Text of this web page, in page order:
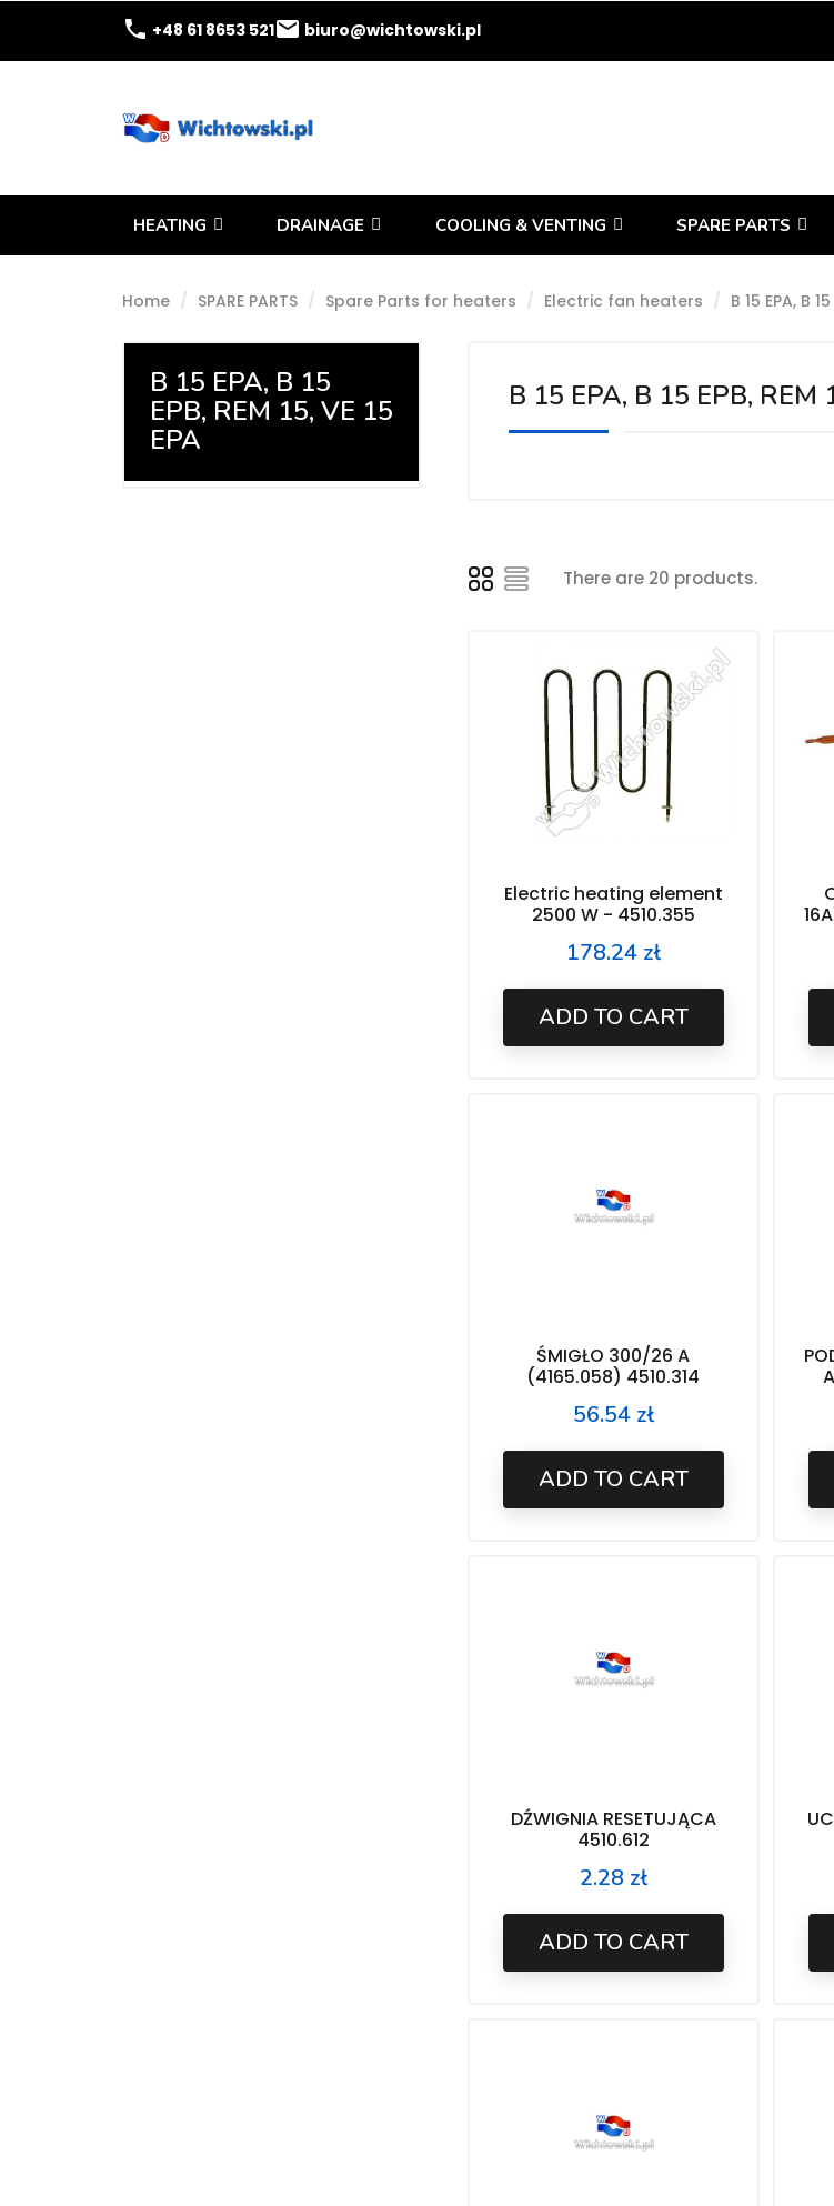
phone +48 61 8653 521email biuro@wichtowski.pl
HEATING DRAINAGE COOLING & VENTING SPARE PARTS
Home SPARE PARTS Spare Parts for heaters Electric fan heaters B 15 EPA, B
B 15 EPA, B 15
EPB, REM 15, VE 15
EPA
B 15 EPA, B 15 EPB, REM
There are 20 products.
Electric heating element
2500 W - 4510.355
Price
178.24 zł
ADD TO CART
ŚMIGŁO 300/26 A
(4165.058) 4510.314
Price
56.54 zł
ADD TO CART
DŹWIGNIA RESETUJĄCA
4510.612
Price
2.28 zł
ADD TO CART